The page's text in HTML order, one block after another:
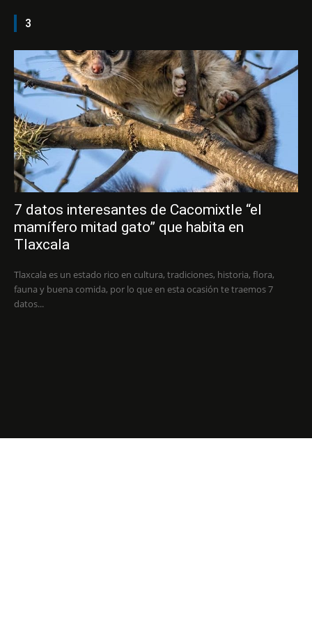
3
7 datos interesantes de Cacomixtle “el
mamífero mitad gato” que habita en
Tlaxcala
Tlaxcala es un estado rico en cultura, tradiciones, historia, flora,
fauna y buena comida, por lo que en esta ocasión te traemos 7
datos...